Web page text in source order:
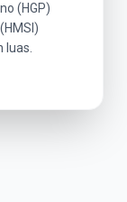
(HGP)
luas.